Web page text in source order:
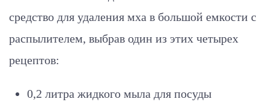
средство для удаления мха в большой емкости с
распылителем, выбрав один из этих четырех
рецептов:
0,2 литра жидкого мыла для посуды